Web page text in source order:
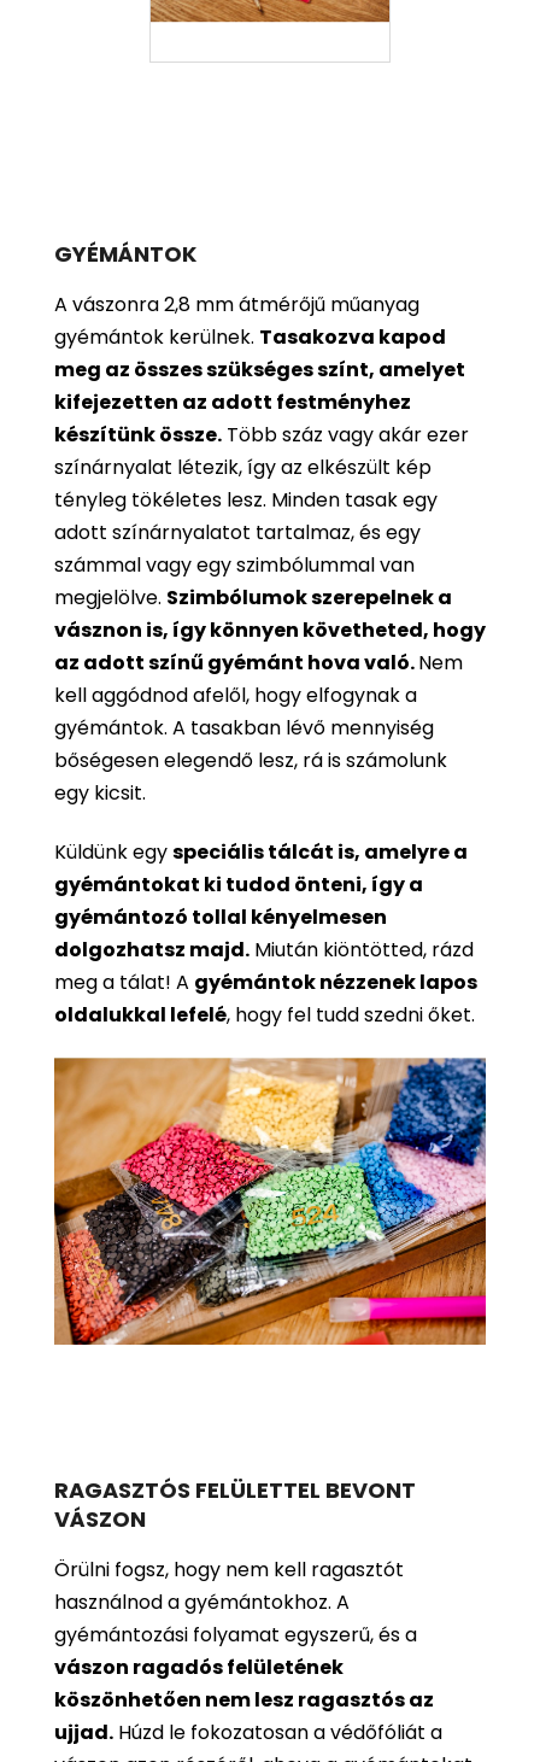
GYÉMÁNTOK
A vászonra 2,8 mm átmérőjű műanyag
gyémántok kerülnek. Tasakozva kapod
meg az összes szükséges színt, amelyet
kifejezetten az adott festményhez
készítünk össze. Több száz vagy akár ezer
színárnyalat létezik, így az elkészült kép
tényleg tökéletes lesz. Minden tasak egy
adott színárnyalatot tartalmaz, és egy
számmal vagy egy szimbólummal van
megjelölve. Szimbólumok szerepelnek a
vásznon is, így könnyen követheted, hogy
az adott színű gyémánt hova való.Nem
kell aggódnod afelől, hogy elfogynak a
gyémántok. A tasakban lévő mennyiség
bőségesen elegendő lesz, rá is számolunk
egy kicsit.
Küldünk egyspeciális tálcát is, amelyre a
gyémántokat ki tudod önteni, így a
gyémántozó tollal kényelmesen
dolgozhatsz majd. Miután kiöntötted, rázd
meg a tálat! A gyémántok nézzenek lapos
oldalukkal lefelé, hogy fel tudd szedni őket.
RAGASZTÓS FELÜLETTEL BEVONT
VÁSZON
Örülni fogsz, hogy nem kell ragasztót
használnod a gyémántokhoz. A
gyémántozási folyamat egyszerű, és a
vászon ragadós felületének
köszönhetően nem lesz ragasztós az
ujjad. Húzd le fokozatosan a védőfóliát a